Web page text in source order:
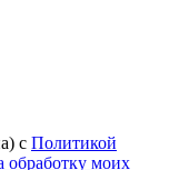
с Политикой
обработку моих